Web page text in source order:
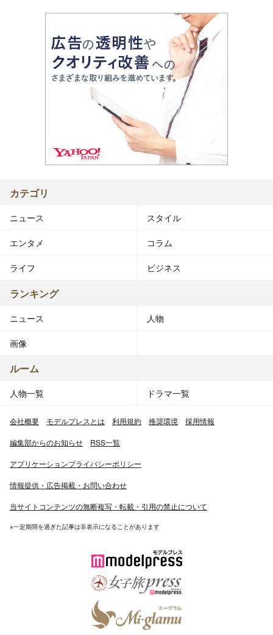
カテゴリ
ニュース スタイル
エンタメ コラム
ライフ ビジネス
ランキング
ニュース 人物
画像
ルーム
人物一覧 ドラマ一覧
会社概要 モデルプレスとは 利用規約 推奨環境 採用情報
編集部からのお知らせ RSS一覧
アプリケーションプライバシーポリシー
情報提供・広告掲載・お問い合わせ
当サイトコンテンツの無断複写・転載・引用の禁止について
※一定期間を過ぎた記事は非表示になることがあります